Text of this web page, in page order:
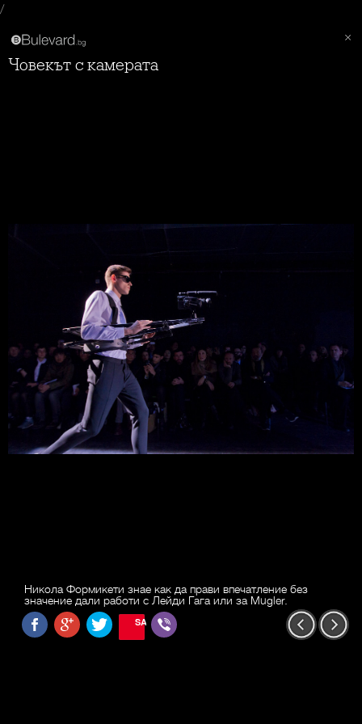
/
Човекът с камерата
Никола Формикети знае как да прави впечатление без
значение дали работи с Лейди Гага или за Mugler.
SAVE